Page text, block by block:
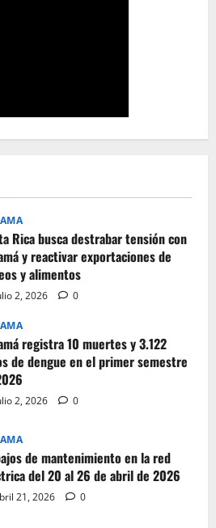
Rica busca destrabar tensión con
y reactivar exportaciones de
y alimentos
2, 2026 0
registra 10 muertes y 3.122
de dengue en el primer semestre
2, 2026 0
de mantenimiento en la red
del 20 al 26 de abril de 2026
21, 2026 0